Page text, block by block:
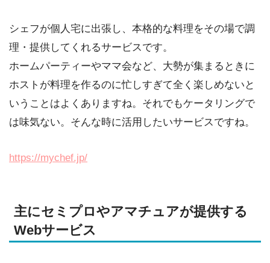
シェフが個人宅に出張し、本格的な料理をその場で調
理・提供してくれるサービスです。
ホームパーティーやママ会など、大勢が集まるときに
ホストが料理を作るのに忙しすぎて全く楽しめないと
いうことはよくありますね。それでもケータリングで
は味気ない。そんな時に活用したいサービスですね。
https://mychef.jp/
主にセミプロやアマチュアが提供する
Webサービス